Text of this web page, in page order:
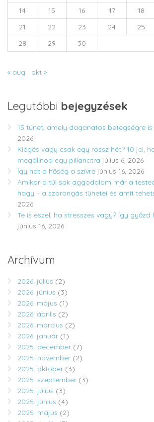
14
15 16 17 18
21
22 23 24 25
28
29 30
« aug okt »
Legutóbbi bejegyzések
15 tünet, amely daganatos betegségre
2026
Kiégés vagy csak egy rossz hét? 10 jel,
megállnod egy pillanatra július 6, 2026
Így hat a hőség a szívre június 16, 2026
Amikor a túl sok aggodalom már a
hagy – a szorongás tünetei és amit
2026
Te is eszel, ha stresszes vagy? Így győzd
június 16, 2026
Archívum
2026. július (2)
2026. június (3)
2026. május (1)
2026. április (2)
2026. március (2)
2026. január (1)
2025. december (7)
2025. november (2)
2025. október (3)
2025. szeptember (3)
2025. július (3)
2025. június (4)
2025. május (2)